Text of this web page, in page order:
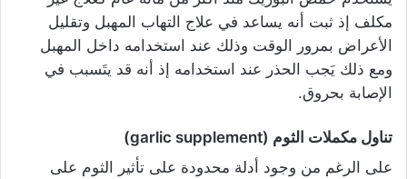
مكلف إذ ثبت أنه يساعد في علاج التهاب المهبل وتقليل
الأعراض بمرور الوقت وذلك عند استخدامه داخل المهبل
ومع ذلك يَجب الحذر عند استخدامه إذ أنه قد يتَسبب في
الإصابة بحروق.
تناول مكملات الثوم (garlic supplement)
على الرغم من وجود أدلة محدودة على تأثير الثوم على